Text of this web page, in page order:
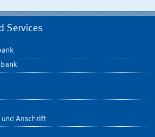
Services
und Anschrift